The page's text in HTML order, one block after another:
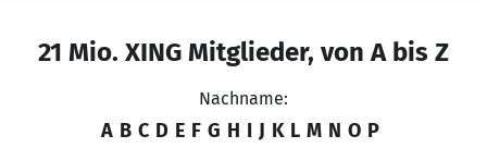
21 Mio. XING Mitglieder, von A bis Z
Nachname:
A B C D E F G H I J K L M N O P